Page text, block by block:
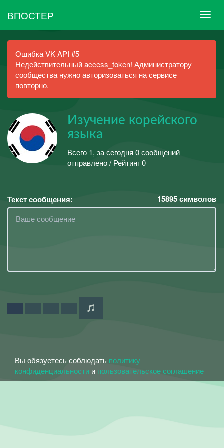
ВПОСТЕР
Ошибка VK API #5
Недействительный access_token! Администратору
сообщества нужно авторизоваться на сервисе
повторно.
Изучение корейского
языка
Всего 1, за сегодня 0 сообщений
отправлено / Рейтинг 0
Текст сообщения: 15895символов
Вы обязуетесь соблюдать политику
конфиденциальности и пользовательское соглашение